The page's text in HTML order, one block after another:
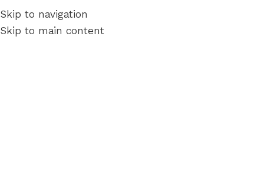
Skip to navigation
Skip to main content